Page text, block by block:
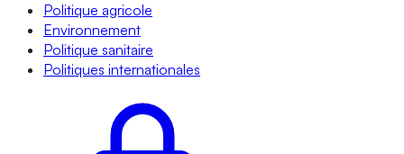
Politique agricole
Environnement
Politique sanitaire
Politiques internationales